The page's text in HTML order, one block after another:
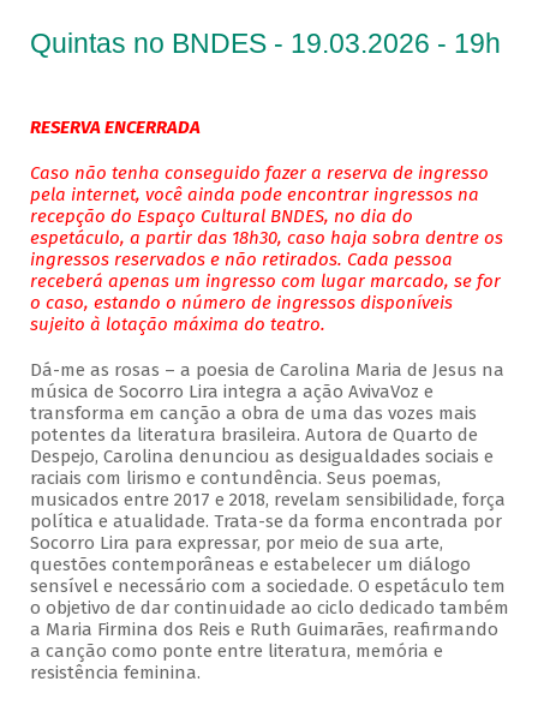
Quintas no BNDES - 19.03.2026 - 19h
RESERVA ENCERRADA
Caso não tenha conseguido fazer a reserva de ingresso
pela internet, você ainda pode encontrar ingressos na
recepção do Espaço Cultural BNDES, no dia do
espetáculo, a partir das 18h30, caso haja sobra dentre os
ingressos reservados e não retirados. Cada pessoa
receberá apenas um ingresso com lugar marcado, se for
o caso, estando o número de ingressos disponíveis
sujeito à lotação máxima do teatro.
Dá-me as rosas – a poesia de Carolina Maria de Jesus na
música de Socorro Lira integra a ação AvivaVoz e
transforma em canção a obra de uma das vozes mais
potentes da literatura brasileira. Autora de Quarto de
Despejo, Carolina denunciou as desigualdades sociais e
raciais com lirismo e contundência. Seus poemas,
musicados entre 2017 e 2018, revelam sensibilidade, força
política e atualidade. Trata-se da forma encontrada por
Socorro Lira para expressar, por meio de sua arte,
questões contemporâneas e estabelecer um diálogo
sensível e necessário com a sociedade. O espetáculo tem
o objetivo de dar continuidade ao ciclo dedicado também
a Maria Firmina dos Reis e Ruth Guimarães, reafirmando
a canção como ponte entre literatura, memória e
resistência feminina.